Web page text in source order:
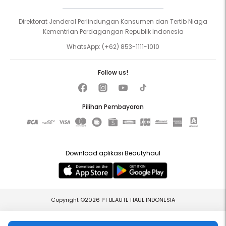
1. Rendam kukumu di semangkuk air hangat yang sudah
ditambahkan sabun selama 5 menit.
2. Lepaskan perlahan spot-on manicure menggunakan stik
3. Simpan kuku bekas untuk bisa digunakan kembali
CARA MENGGUNAKAN KEMBALI SPOT-ON MANICURE:
menggunakan stik kutikula.
2. Bersihkan permukaan kuku yang akan ditempeli lem
menggunakan alcohol pad, pastikan tidak ada sisa minyak atau
3. Pilih ukuran jelly bond yang paling sesuai dengan ukuran kuku
Direktorat Jenderal Perlindungan Konsumen dan Tertib Niaga
Kementrian Perdagangan Republik Indonesia
WhatsApp: (+62) 853-1111-1010
Pilihan Pembayaran
Follow us!
Download aplikasi Beautyhaul
Copyright ©2026 PT BEAUTE HAUL INDONESIA